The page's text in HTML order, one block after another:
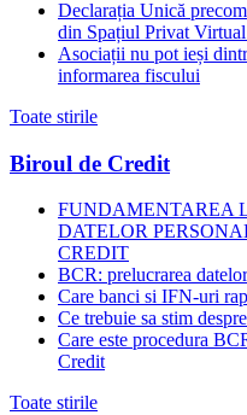
Declarația Unică
din Spațiul Privat
Asociații nu pot ieși
informarea fiscului
Toate stirile
Biroul de Credit
FUNDAMENTAREA
DATELOR
CREDIT
BCR: prelucrarea
Care banci si IFN-uri
Ce trebuie sa stim
Care este procedura
Credit
Toate stirile